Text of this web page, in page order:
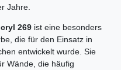
Jahre.
269 ist eine besonders
die für den Einsatz in
entwickelt wurde. Sie
Wände, die häufig